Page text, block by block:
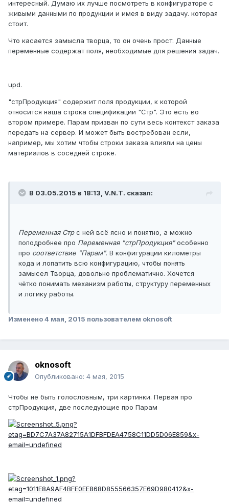
интересный. Думаю их лучше посмотреть в конфигураторе с
живыми данными по продукции и имея в виду задачу. которая
стоит.
Что касается замысла творца, то он очень прост. Данные
переменные содержат поля, необходимые для решения задач.
upd.
"стрПродукция" содержит поля продукции, к которой
относится наша строка спецификации "Стр". Это есть во
втором примере. Парам призван по сути весь контекст заказа
передать на сервер. И может быть востребован если,
например, мы хотим чтобы строки заказа влияли на цены
материалов в соседней строке.
В 03.05.2015 в 18:13, V.N.T. сказал:
Переменная Стрс ней всё ясно и понятно, а можно
поподробнее про Переменная "стрПродукция"особенно
про соответствие "Парам". В конфигурации километры
кода и лопатить всю конфигурацию, чтобы понять
замысел Творца, довольно проблематично. Хочется
чётко понимать механизм работы, структуру переменных
и логику работы.
Изменено4 мая, 2015 пользователем oknosoft
oknosoft
Опубликовано: 4 мая, 2015
Чтобы не быть голословным, три картинки. Первая про
стрПродукция, две последующие про Парам